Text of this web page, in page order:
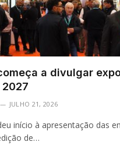
a divulgar
JULHO 21, 2026
início à apresentação das
de…